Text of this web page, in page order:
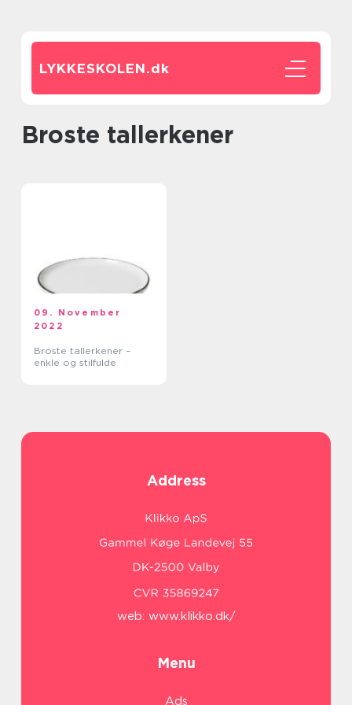
LYKKESKOLEN.dk
Broste tallerkener
09. November
2022
Broste tallerkener –
enkle og stilfulde
Address
web: www.klikko.dk/
Menu
Ads